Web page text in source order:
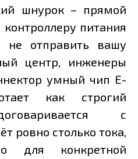
шнурок – прямой
питания
не отправить вашу
центр, инженеры
умный чип E-
как строгий
с
ровно столько тока,
для конкретной